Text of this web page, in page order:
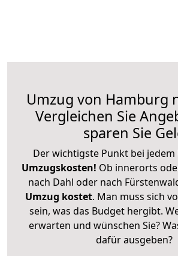
Umzug von Hamburg
Vergleichen Sie
sparen Sie
Der wichtigste Punkt bei jedem
Umzugskosten! Ob innerorts
nach Dahl oder nach
Umzug kostet. Man muss sich
sein, was das Budget hergibt.
erwarten und wünschen Sie?
dafür ausgeben?